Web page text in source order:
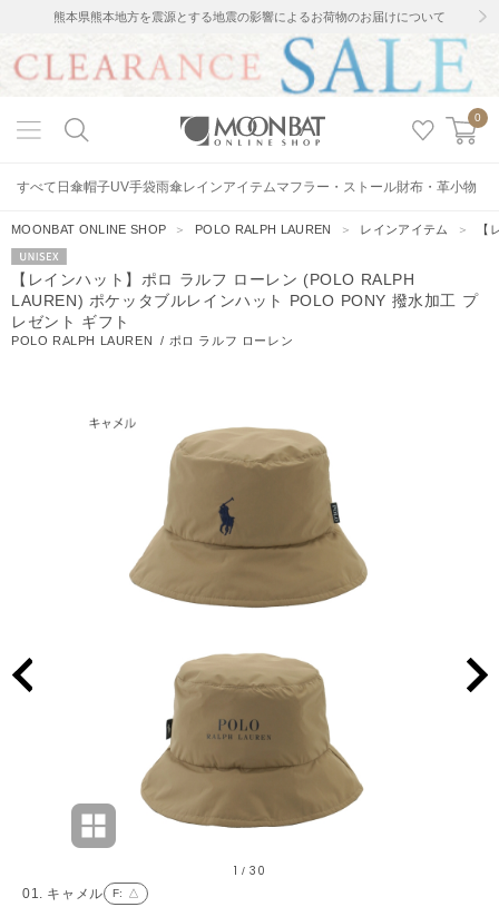
熊本県熊本地方を震源とする地震の影響によるお荷物のお届けについて
0
すべて 日傘帽子UV手袋雨傘レインアイテムマフラー・ストール財布・革小物
MOONBAT ONLINE SHOP ＞ POLO RALPH LAUREN ＞ レインアイテム ＞ 【
UNISEX
【レインハット】ポロ ラルフ ローレン (POLO RALPH
LAUREN) ポケッタブルレインハット POLO PONY 撥水加工 プ
レゼント ギフト
POLO RALPH LAUREN / ポロ ラルフ ローレン
01. キャメル F: △
1 /30